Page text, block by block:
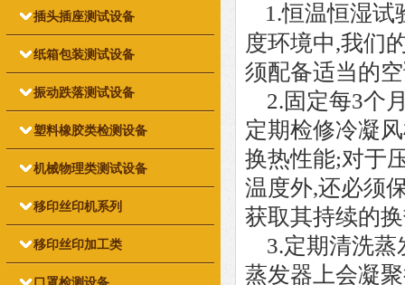
插头插座测试设备
纸箱包装测试设备
振动跌落测试设备
塑料橡胶类检测设备
机械物理类测试设备
移印丝印机系列
移印丝印加工类
1.恒温恒湿试
度环境中,我们
须配备适当的
2.固定每3个
定期检修冷凝
换热性能;对于
温度外,还必须
获取其持续的
3.定期清洗蒸
蒸发器上会凝